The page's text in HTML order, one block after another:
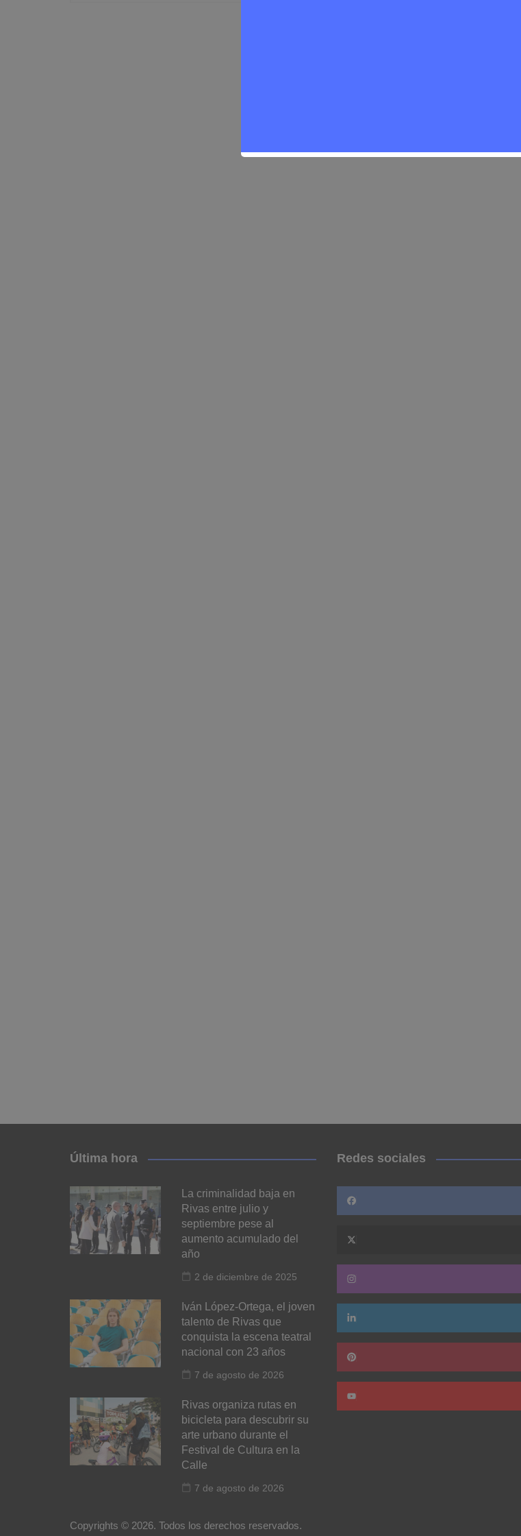
Última hora
La criminalidad baja en
Rivas entre julio y
septiembre pese al
aumento acumulado del
año
2 de diciembre de 2025
Iván López-Ortega, el joven
talento de Rivas que
conquista la escena teatral
nacional con 23 años
7 de agosto de 2026
Rivas organiza rutas en
bicicleta para descubrir su
arte urbano durante el
Festival de Cultura en la
Calle
7 de agosto de 2026
Redes sociales
Copyrights © 2026. Todos los derechos reservados.